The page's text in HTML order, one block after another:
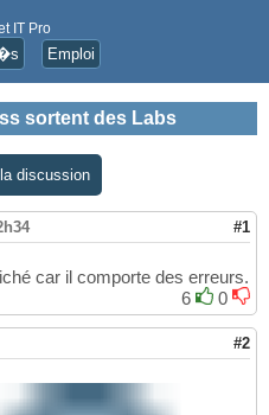
IT Pro
Emploi
sortent des Labs
discussion
#1
car il comporte des erreurs.
6
0
#2